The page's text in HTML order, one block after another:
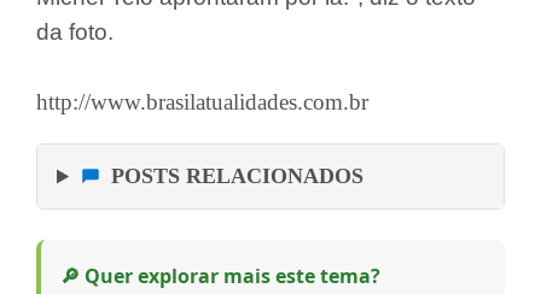
da foto.
http://www.brasilatualidades.com.br
POSTS RELACIONADOS
🔎 Quer explorar mais este tema?